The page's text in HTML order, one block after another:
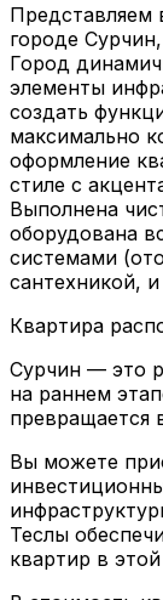
Представляем
городе
Город
элементы
создать
максимально
оформление
стиле с
Выполнена
оборудована
системами
сантехникой,
Квартира
Сурчин — это
на раннем
превращается
Вы можете
Теслы
квартир в